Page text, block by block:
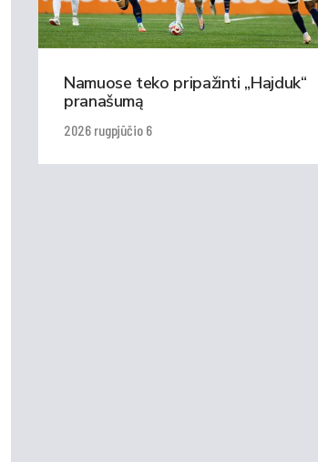
Namuose teko pripažinti „Hajduk“
pranašumą
2026 rugpjūčio 6